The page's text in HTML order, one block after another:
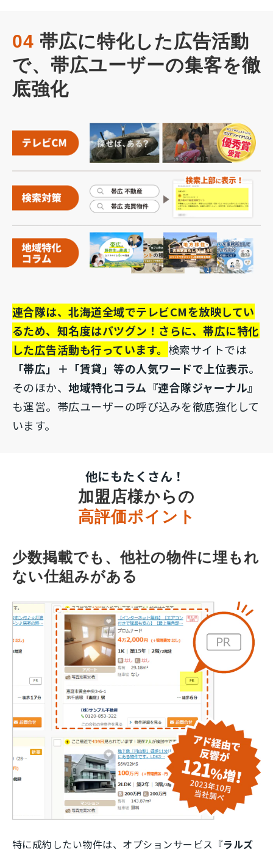
04 帯広に特化した広告活動
で、帯広ユーザーの集客を徹
底強化
連合隊は、北海道全域でテレビCMを放映してい
るため、知名度はバツグン！さらに、帯広に特化
した広告活動も行っています。 検索サイトでは
「帯広」＋「賃貸」等の人気ワードで上位表示。
そのほか、地域特化コラム『連合隊ジャーナル』
も運営。帯広ユーザーの呼び込みを徹底強化して
います。
他にもたくさん！
加盟店様からの
高評価ポイント
少数掲載でも、他社の物件に埋もれ
ない仕組みがある
特に成約したい物件は、オプションサービス 『ラルズ